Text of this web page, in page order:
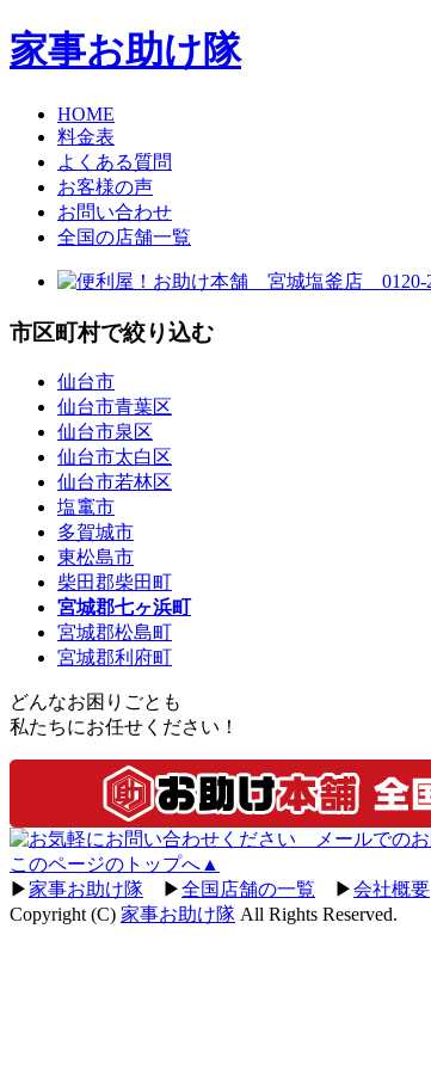
家事お助け隊
HOME
料金表
よくある質問
お客様の声
お問い合わせ
全国の店舗一覧
市区町村で絞り込む
仙台市
仙台市青葉区
仙台市泉区
仙台市太白区
仙台市若林区
塩竃市
多賀城市
東松島市
柴田郡柴田町
宮城郡七ヶ浜町
宮城郡松島町
宮城郡利府町
どんなお困りごとも
私たちにお任せください！
このページのトップへ▲
▶家事お助け隊 ▶全国店舗の一覧 ▶会社概要
Copyright (C) 家事お助け隊 All Rights Reserved.